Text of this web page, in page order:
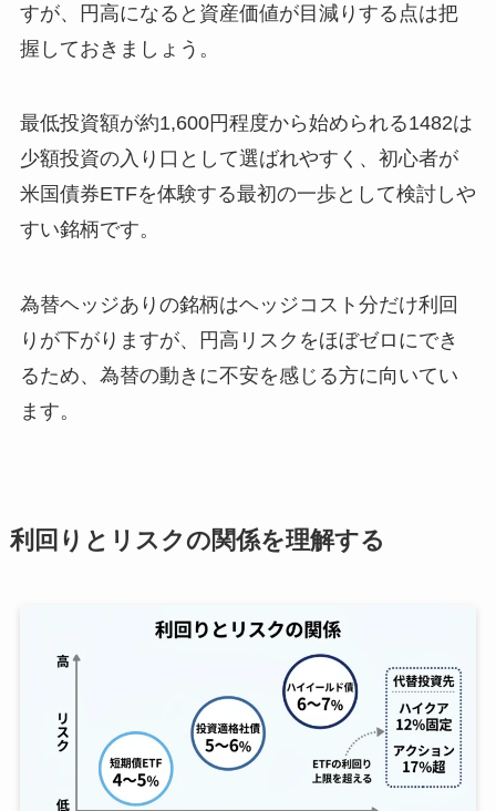
すが、円高になると資産価値が目減りする点は把
握しておきましょう。
最低投資額が約1,600円程度から始められる1482は
少額投資の入り口として選ばれやすく、初心者が
米国債券ETFを体験する最初の一歩として検討しや
すい銘柄です。
為替ヘッジありの銘柄はヘッジコスト分だけ利回
りが下がりますが、円高リスクをほぼゼロにでき
るため、為替の動きに不安を感じる方に向いてい
ます。
利回りとリスクの関係を理解する